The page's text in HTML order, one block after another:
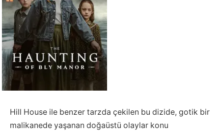
Hill House ile benzer tarzda çekilen bu dizide, gotik bir
malikanede yaşanan doğaüstü olaylar konu